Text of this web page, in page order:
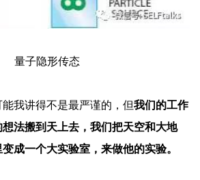
量子隐形传态
我讲得不是最严谨的，但我们的工作
法搬到天上去，我们把天空和大地
成一个大实验室，来做他的实验。